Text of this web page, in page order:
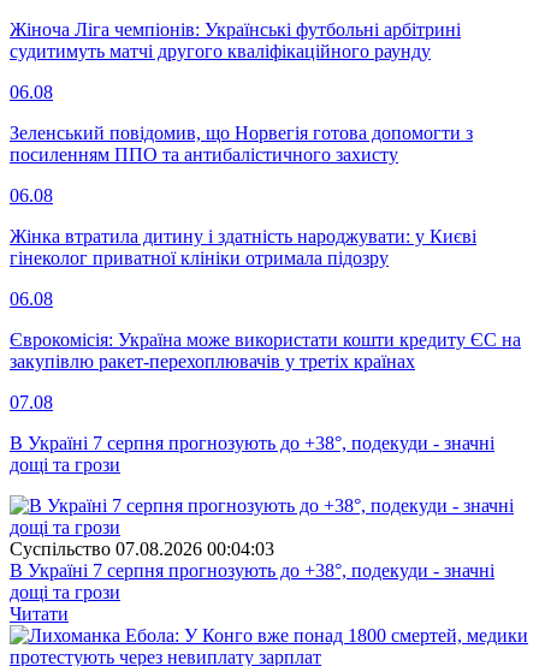
Жіноча Ліга чемпіонів: Українські футбольні арбітрині
судитимуть матчі другого кваліфікаційного раунду
06.08
Зеленський повідомив, що Норвегія готова допомогти з
посиленням ППО та антибалістичного захисту
06.08
Жінка втратила дитину і здатність народжувати: у Києві
гінеколог приватної клініки отримала підозру
06.08
Єврокомісія: Україна може використати кошти кредиту ЄС на
закупівлю ракет-перехоплювачів у третіх країнах
07.08
В Україні 7 серпня прогнозують до +38°, подекуди - значні
дощі та грози
Суспiльство 07.08.2026 00:04:03
В Україні 7 серпня прогнозують до +38°, подекуди - значні
дощі та грози
Читати